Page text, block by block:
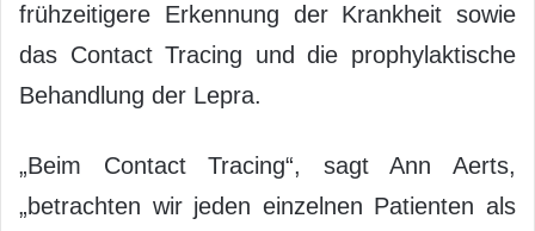
frühzeitigere Erkennung der Krankheit sowie
das Contact Tracing und die prophylaktische
Behandlung der Lepra.
„Beim Contact Tracing“, sagt Ann Aerts,
„betrachten wir jeden einzelnen Patienten als